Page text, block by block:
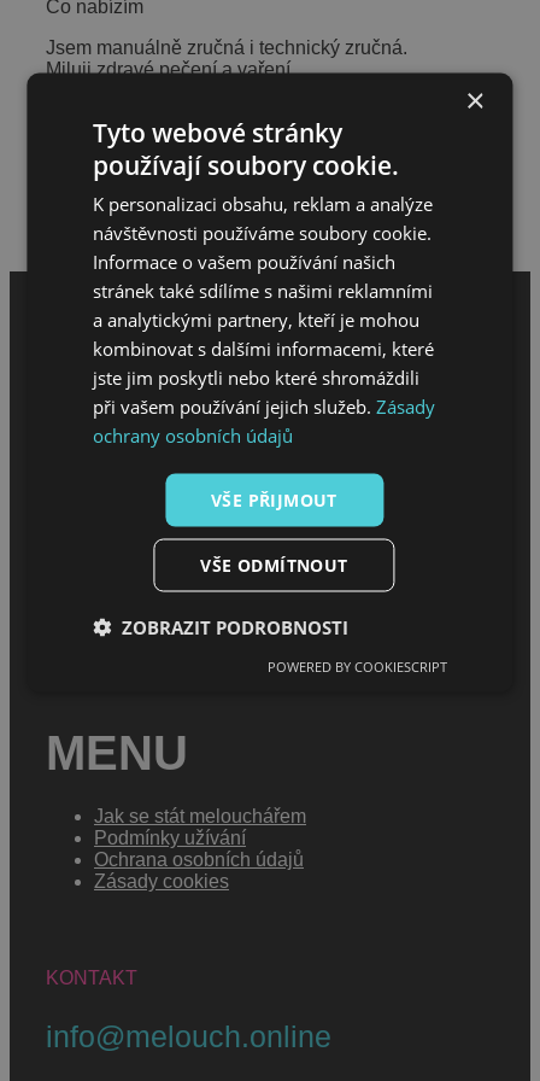
Co nabízím
Jsem manuálně zručná i technický zručná.
Miluji zdravé pečení a vaření.
Opravím, přivezu, odvezu co bude na moje fyzické
síly stačit.
Tak se zkuste ozvat a třeba se domluvíme 😉
Hodnocení meloucháře
Napsat hodnocení
MENU
O projektu
Sháním melouch
MENU
Jak se stát melouchářem
Podmínky užívání
Ochrana osobních údajů
Zásady cookies
KONTAKT
info@melouch.online
×
Tyto webové stránky
používají soubory cookie.
K personalizaci obsahu, reklam a analýze
návštěvnosti používáme soubory cookie.
Informace o vašem používání našich
stránek také sdílíme s našimi reklamními
a analytickými partnery, kteří je mohou
kombinovat s dalšími informacemi, které
jste jim poskytli nebo které shromáždili
při vašem používání jejich služeb.Zásady
ochrany osobních údajů
VŠE PŘIJMOUT
VŠE ODMÍTNOUT
ZOBRAZIT PODROBNOSTI
POWERED BY COOKIESCRIPT